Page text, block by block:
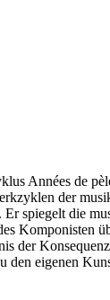
Années de
der
spiegelt die
Komponisten
der
den eigenen